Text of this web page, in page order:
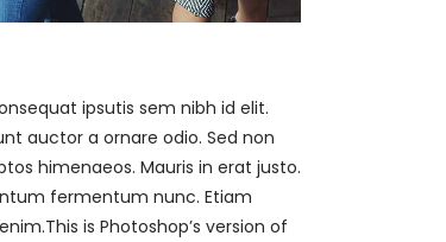
ipsutis sem nibh id elit.
auctor a ornare odio. Sed non
himenaeos. Mauris in erat justo.
fermentum nunc. Etiam
is Photoshop’s version of